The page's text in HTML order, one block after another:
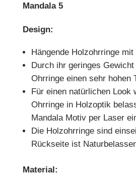
Mandala 5
Design:
Hängende Holzohrringe
Durch ihr geringes
Ohrringe einen sehr hohen
Für einen natürlichen Look
Ohrringe in Holzoptik
Mandala Motiv per Laser
Die Holzohrringe sind
Rückseite ist
Material: